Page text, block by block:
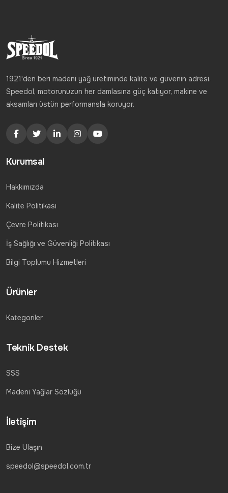
1921'den beri madeni yağ üretiminde kalite ve güvenin adresi.
Speedol, motorunuzun her damlasına güç katıyor, makine ve
aksamları üstün performansla koruyor.
Kurumsal
Hakkımızda
Kalite Politikası
Çevre Politikası
İş Sağlığı ve Güvenliği Politikası
Bilgi Toplumu Hizmetleri
Ürünler
Kategoriler
Teknik Destek
SSS
Madeni Yağlar Sözlüğü
İletişim
Bize Ulaşın
speedol@speedol.com.tr